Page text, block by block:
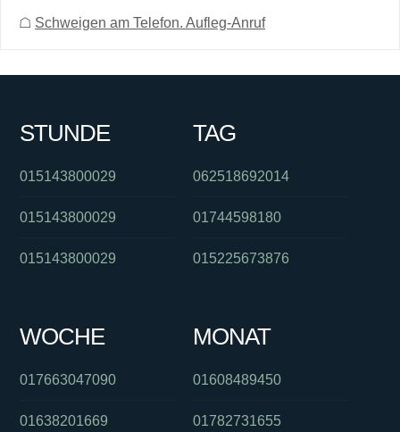
☖ Schweigen am Telefon. Aufleg-Anruf
STUNDE
015143800029
015143800029
015143800029
TAG
062518692014
01744598180
015225673876
WOCHE
017663047090
01638201669
MONAT
01608489450
01782731655